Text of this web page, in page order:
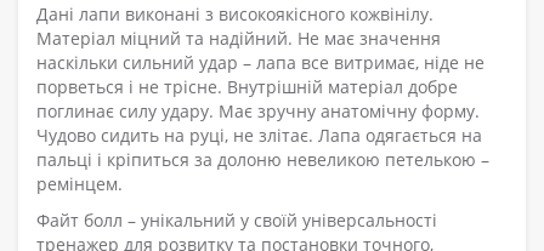
Дані лапи виконані з високоякісного кожвінілу.
Матеріал міцний та надійний. Не має значення
наскільки сильний удар – лапа все витримає, ніде не
порветься і не трісне. Внутрішній матеріал добре
поглинає силу удару. Має зручну анатомічну форму.
Чудово сидить на руці, не злітає. Лапа одягається на
пальці і кріпиться за долоню невеликою петелькою –
ремінцем.
Файт болл – унікальний у своїй універсальності
тренажер для розвитку та постановки точного,